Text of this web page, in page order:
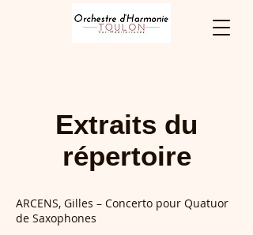
Extraits du
répertoire
ARCENS, Gilles – Concerto pour Quatuor
de Saxophones